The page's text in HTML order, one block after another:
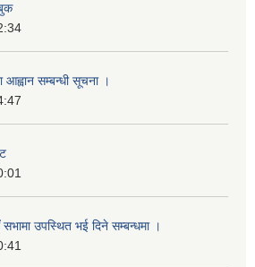
सम्बन्धी सूचना ।
उपस्थित भई दिने सम्बन्धमा ।